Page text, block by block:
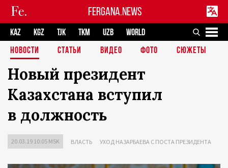
FERGANA.NEWS
KAZ KGZ TJK TKM UZB
WORLD
НОВОСТИ
СТАТЬИ ВИДЕО ФОТО СЮЖЕТЫ
Новый президент
Казахстана вступил
в должность
20.03.19 10:05 MSK ВЛАСТЬ УХОД НАЗАРБАЕВА С ПОСТА ПРЕЗИДЕНТА